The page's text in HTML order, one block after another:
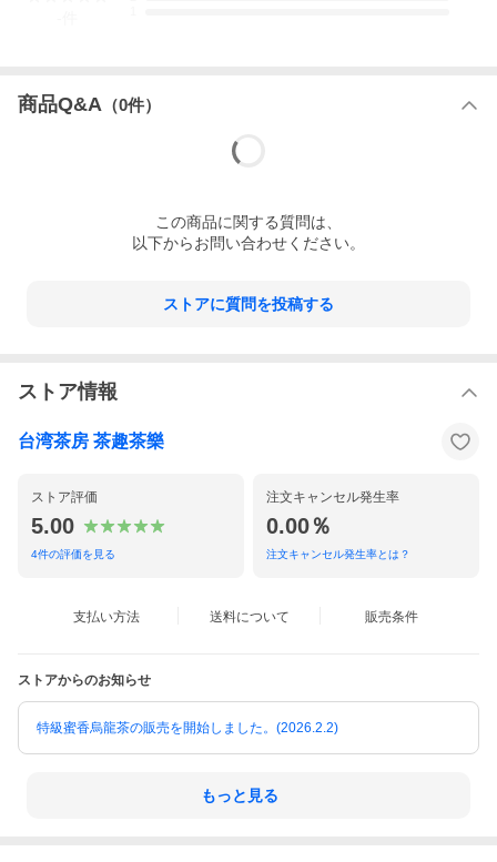
商品Q&A （0件）
この商品に関する質問は、
以下からお問い合わせください。
ストアに質問を投稿する
ストア情報
台湾茶房 茶趣茶樂
ストア評価
5.00
4件の評価を見る
注文キャンセル発生率
0.00％
注文キャンセル発生率とは？
支払い方法 送料について 販売条件
ストアからのお知らせ
特級蜜香烏龍茶の販売を開始しました。(2026.2.2)
もっと見る